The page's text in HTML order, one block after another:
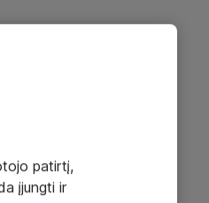
patirtį,
įjungti ir